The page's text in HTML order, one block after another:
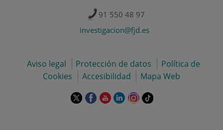
91 550 48 97
investigacion@fjd.es
Aviso legal Protección de datos
Política de
Cookies
Accesibilidad Mapa Web
EsteEsteEsteEsteEsteEnlace